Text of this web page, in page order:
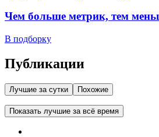
Чем больше метрик, тем
В подборку
Публикации
Лучшие за сутки Похожие
Показать лучшие за всё время